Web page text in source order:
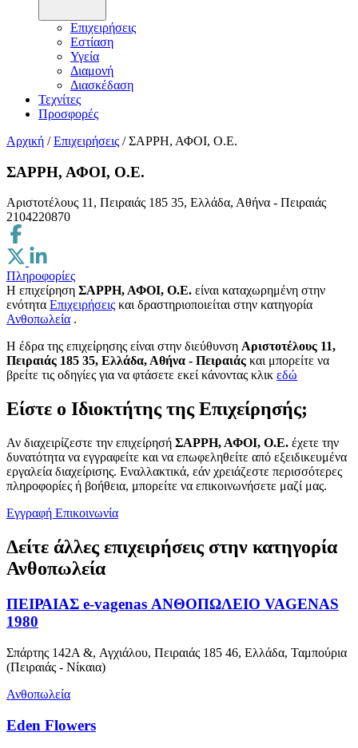
Επιχειρήσεις
Εστίαση
Υγεία
Διαμονή
Διασκέδαση
Τεχνίτες
Προσφορές
Αρχική / Επιχειρήσεις / ΣΑΡΡΗ, ΑΦΟΙ, Ο.Ε.
ΣΑΡΡΗ, ΑΦΟΙ, Ο.Ε.
Αριστοτέλους 11, Πειραιάς 185 35, Ελλάδα, Αθήνα - Πειραιάς
2104220870
Πληροφορίες
Η επιχείρηση ΣΑΡΡΗ, ΑΦΟΙ, Ο.Ε. είναι καταχωρημένη στην
ενότητα Επιχειρήσεις και δραστηριοποιείται στην κατηγορία
Ανθοπωλεία .
H έδρα της επιχείρησης είναι στην διεύθυνση Αριστοτέλους 11,
Πειραιάς 185 35, Ελλάδα, Αθήνα - Πειραιάς και μπορείτε να
βρείτε τις οδηγίες για να φτάσετε εκεί κάνοντας κλικ εδώ
Είστε ο Ιδιοκτήτης της Επιχείρησής;
Αν διαχειρίζεστε την επιχείρησή ΣΑΡΡΗ, ΑΦΟΙ, Ο.Ε. έχετε την
δυνατότητα να εγγραφείτε και να επωφεληθείτε από εξειδικευμένα
εργαλεία διαχείρισης. Εναλλακτικά, εάν χρειάζεστε περισσότερες
πληροφορίες ή βοήθεια, μπορείτε να επικοινωνήσετε μαζί μας.
Εγγραφή Επικοινωνία
Δείτε άλλες επιχειρήσεις στην κατηγορία
Ανθοπωλεία
ΠΕΙΡΑΙΑΣ e-vagenas ΑΝΘΟΠΩΛΕΙΟ VAGENAS
1980
Σπάρτης 142A &, Αγχιάλου, Πειραιάς 185 46, Ελλάδα, Ταμπούρια
(Πειραιάς - Νίκαια)
Ανθοπωλεία
Eden Flowers